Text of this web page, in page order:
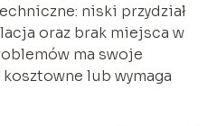
niski przydział
oraz brak miejsca w
ma swoje
lub wymaga